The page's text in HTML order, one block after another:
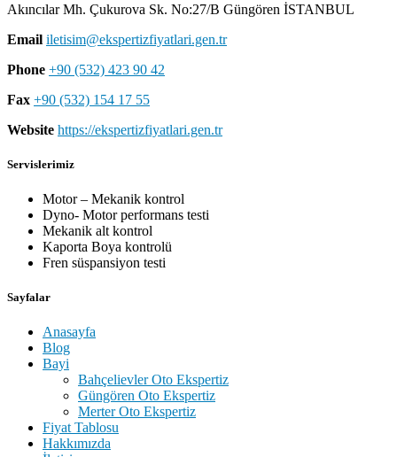
Akıncılar Mh. Çukurova Sk. No:27/B Güngören İSTANBUL
Email iletisim@ekspertizfiyatlari.gen.tr
Phone +90 (532) 423 90 42
Fax +90 (532) 154 17 55
Website https://ekspertizfiyatlari.gen.tr
Servislerimiz
Motor – Mekanik kontrol
Dyno- Motor performans testi
Mekanik alt kontrol
Kaporta Boya kontrolü
Fren süspansiyon testi
Sayfalar
Anasayfa
Blog
Bayi
Bahçelievler Oto Ekspertiz
Güngören Oto Ekspertiz
Merter Oto Ekspertiz
Fiyat Tablosu
Hakkımızda